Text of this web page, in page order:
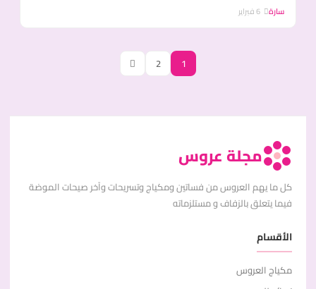
سارة
1
2
مجلة عروس
كل ما يهم العروس من فساتين ومكياج وتسريحات وآخر صيحات الموضة
فيما يتعلق بالزفاف و مستلزماته
الأقسام
مكياج العروس